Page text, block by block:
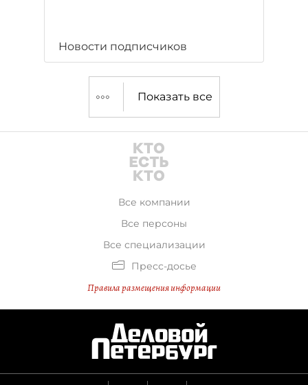
Новости подписчиков
Показать все
Все компании
Все персоны
Все специализации
Пресс-досье
Правила размещения информации